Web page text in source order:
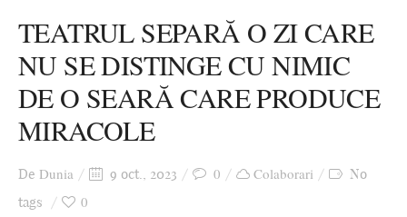
Stari afective
Zice Dunia
Călătorii
Cursuri povestite
TEATRUL SEPARĂ O ZI CARE
NU SE DISTINGE CU NIMIC
DE O SEARĂ CARE PRODUCE
MIRACOLE
De Dunia 9 oct., 2023 0 Colaborari
No
tags
0